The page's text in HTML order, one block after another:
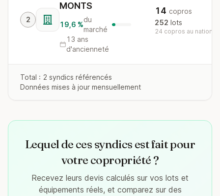
2
MONTS
19,6 %
du
marché
13 ans
d'ancienneté
14 copros
252 lots
24 copros au national
Total : 2 syndics référencés
Données mises à jour mensuellement
Lequel de ces syndics est fait pour
votre copropriété ?
Recevez leurs devis calculés sur vos lots et
équipements réels, et comparez sur des